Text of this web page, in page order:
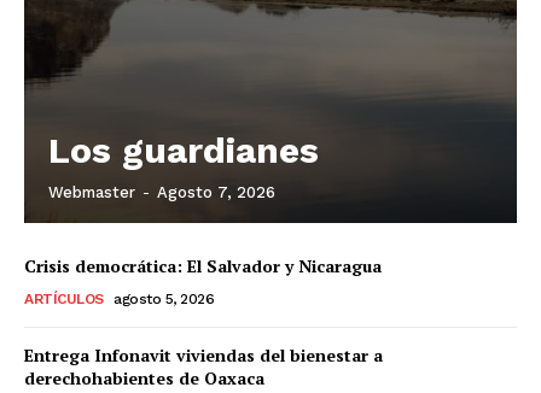
Los guardianes
Webmaster - Agosto 7, 2026
Crisis democrática: El Salvador y Nicaragua
ARTÍCULOS agosto 5, 2026
Entrega Infonavit viviendas del bienestar a
derechohabientes de Oaxaca